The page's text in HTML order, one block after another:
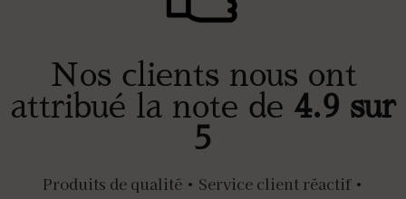
Nos clients nous ont
attribué la note de 4.9 sur
5
Produits de qualité • Service client réactif •